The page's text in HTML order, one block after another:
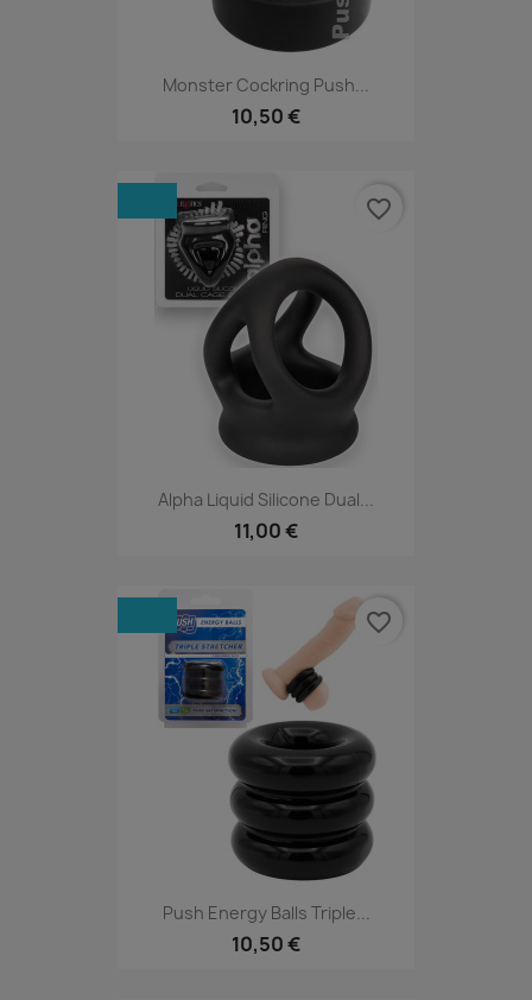
Monster Cockring Push...
10,50 €
Alpha Liquid Silicone Dual...
11,00 €
favorite_border
Push Energy Balls Triple...
10,50 €
favorite_border